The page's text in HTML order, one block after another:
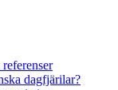
dagfjärilar?